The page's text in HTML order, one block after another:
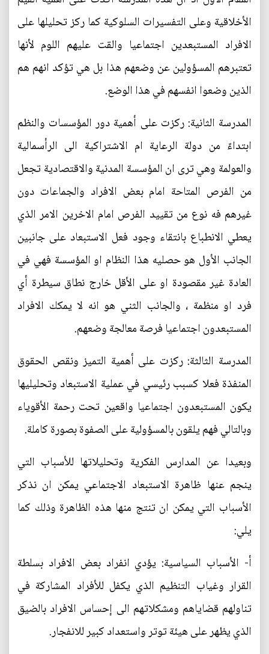
الأخلاقية وعلى التفسيرات السلوكية كما ركز تحليلها على
الافراد المستبعدين اجتماعيا والقت عليهم اللوم لأنها
تعتبرهم المسؤولين عن وضعهم هذا بل هي تؤكد انهم هم
الذين وضعوا انفسهم في هذا الوضع.
المدرسة الثانية: ركزت على أهمية دور المؤسسات والنظم
ابتداءً من دولة الرعاية ام الاشتراكية الى الرأسمالية
والعولمة وهي ترى ان المؤسسة المدنية والاقتصادية تجعل
من الفرص المتاحة امام بعض الافراد والجماعات دون
غيرهم فه نوع من تقييد الفرص امام الاخرين الامر الذي
يعطي الانطباع بانتقاء وجود فعل الاستبعاد على جانبين
الجانب الأول هو حصليه هذا النظام او المؤسسة فهي في
العادة غير مقصودة او على الأقل خارج نطاق سيطرة أي
فرد او منظمة ، والجانب الثني هو انه لا يمكك الافراد
المستبعدون اجتماعيا فرصة معالجة وضعهم.
المدرسة الثالثة: ركزت على أهمية التميز ونقص الحقوق
المنفذة فعلا كسبب رئيسي في عملية الاستبعاد وتحليليها
يكون المستبعدون اجتماعيا واقعين تحت رحمة الأقوياء
وبالتالي فهم يلقون بالمسؤولية على الصفوة بصورة كاملة.
وبعيدا عن المدارس الفكرية وتحليلاتها للأسباب التي
ينجم عنها ظاهرة الاستبعاد الاجتماعي يمكن ان نذكر
الأسباب التي يمكن ان تنتج منها هذه الظاهرة وذلك كما
يلي:
أ‌- الأسباب السياسية: يؤدي انفراد بعض الافراد بسلطة
القرار وغياب التنظيم الذي يكفل للأفراد المشاركة في
تناولهم قضاياهم ومشكلاتهم الى إحساس الافراد بالضيق
الذي يظهر على هيئة توتر واستعداد كبير للانفجار.